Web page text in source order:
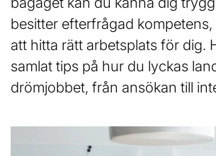
besitter efterfrågad
att hitta rätt arbetsplats för dig.
samlat tips på hur du lyckas
drömjobbet, från ansökan till